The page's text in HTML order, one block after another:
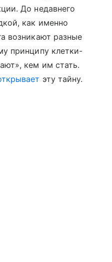
До недавнего
как именно
возникают разные
принципу клетки-
кем им стать.
эту тайну.